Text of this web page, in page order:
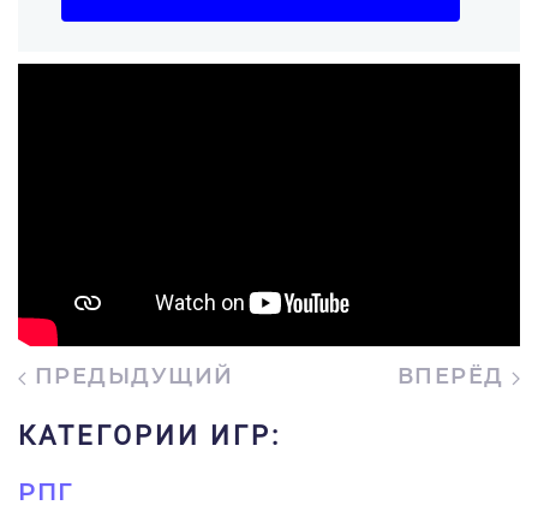
ПРЕДЫДУЩИЙ ВПЕРЁД
КАТЕГОРИИ ИГР:
РПГ